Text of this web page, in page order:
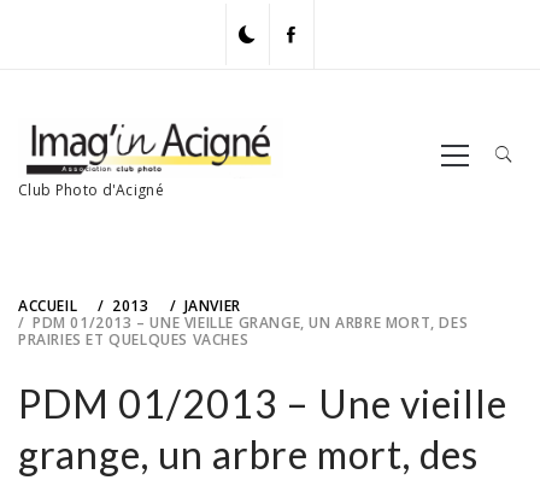
Club Photo d'Acigné
Primary
Menu
ACCUEIL 2013
JANVIER
PDM 01/2013 – UNE VIEILLE GRANGE, UN ARBRE MORT, DES
PRAIRIES ET QUELQUES VACHES
PDM 01/2013 – Une vieille
grange, un arbre mort, des